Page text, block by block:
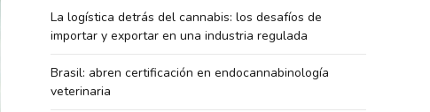
La logística detrás del cannabis: los desafíos de
importar y exportar en una industria regulada
Brasil: abren certificación en endocannabinología
veterinaria